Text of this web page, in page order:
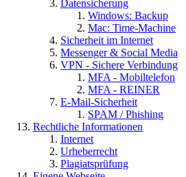
Datensicherung
Windows: Backup
Mac: Time-Machine
Sicherheit im Internet
Messenger & Social Media
VPN - Sichere Verbindung
MFA - Mobiltelefon
MFA - REINER
E-Mail-Sicherheit
SPAM / Phishing
Rechtliche Informationen
Internet
Urheberrecht
Plagiatsprüfung